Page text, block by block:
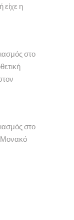
η
στο
στο
Μονακό